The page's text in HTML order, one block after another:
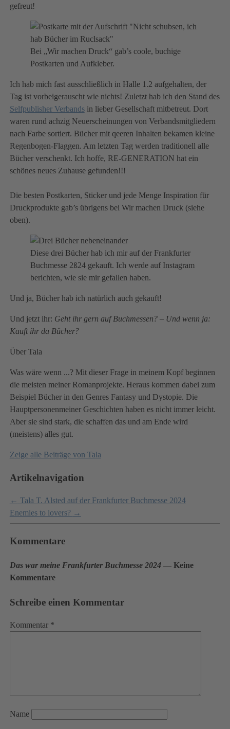
gefreut!
Bei „Wir machen Druck“ gab’s coole, buchige
Postkarten und Aufkleber.
Ich hab mich fast ausschließlich in Halle 1.2 aufgehalten, der
Tag ist vorbeigerauscht wie nichts! Zuletzt hab ich den Stand des
Selfpublisher Verbandsin lieber Gesellschaft mitbetreut. Dort
waren rund achzig Neuerscheinungen von Verbandsmitgliedern
nach Farbe sortiert. Bücher mit qeeren Inhalten bekamen kleine
Regenbogen-Flaggen. Am letzten Tag werden traditionell alle
Bücher verschenkt. Ich hoffe, RE-GENERATION hat ein
schönes neues Zuhause gefunden!!!
Die besten Postkarten, Sticker und jede Menge Inspiration für
Druckprodukte gab’s übrigens bei Wir machen Druck (siehe
oben).
Diese drei Bücher hab ich mir auf der Frankfurter
Buchmesse 2ß24 gekauft. Ich werde auf Instagram
berichten, wie sie mir gefallen haben.
Und ja, Bücher hab ich natürlich auch gekauft!
Und jetzt ihr: Geht ihr gern auf Buchmessen? – Und wenn ja:
Kauft ihr da Bücher?
Über Tala
Was wäre wenn ...? Mit dieser Frage in meinem Kopf beginnen
die meisten meiner Romanprojekte. Heraus kommen dabei zum
Beispiel Bücher in den Genres Fantasy und Dystopie. Die
Hauptpersonenmeiner Geschichten haben es nicht immer leicht.
Aber sie sind stark, die schaffen das und am Ende wird
(meistens) alles gut.
Zeige alle Beiträge von Tala
Artikelnavigation
← Tala T. Alsted auf der Frankfurter Buchmesse 2024
Enemies to lovers? →
Kommentare
Das war meine Frankfurter Buchmesse 2024— Keine
Kommentare
Schreibe einen Kommentar
Kommentar *
Name